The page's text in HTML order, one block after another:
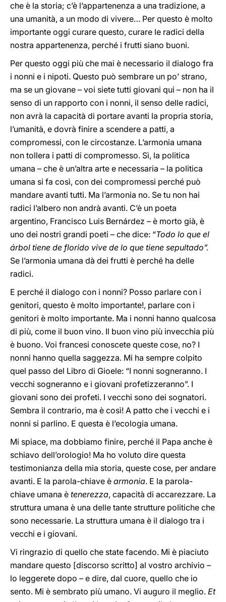
che è la storia; c’è l’appartenenza a una tradizione, a
una umanità, a un modo di vivere… Per questo è molto
importante oggi curare questo, curare le radici della
nostra appartenenza, perché i frutti siano buoni.
Per questo oggi più che mai è necessario il dialogo fra
i nonni e i nipoti. Questo può sembrare un po’ strano,
ma se un giovane – voi siete tutti giovani qui – non ha il
senso di un rapporto con i nonni, il senso delle radici,
non avrà la capacità di portare avanti la propria storia,
l’umanità, e dovrà finire a scendere a patti, a
compromessi, con le circostanze. L’armonia umana
non tollera i patti di compromesso. Sì, la politica
umana – che è un’altra arte e necessaria – la politica
umana si fa così, con dei compromessi perché può
mandare avanti tutti. Ma l’armonia no. Se tu non hai
radici l’albero non andrà avanti. C’è un poeta
argentino, Francisco Luis Bernárdez – è morto già, è
uno dei nostri grandi poeti – che dice: “Todo lo que el
árbol tiene de florido vive de lo que tiene sepultado”.
Se l’armonia umana dà dei frutti è perché ha delle
radici.
E perché il dialogo con i nonni? Posso parlare con i
genitori, questo è molto importante!, parlare con i
genitori è molto importante. Ma i nonni hanno qualcosa
di più, come il buon vino. Il buon vino più invecchia più
è buono. Voi francesi conoscete queste cose, no? I
nonni hanno quella saggezza. Mi ha sempre colpito
quel passo del Libro di Gioele: “I nonni sogneranno. I
vecchi sogneranno e i giovani profetizzeranno”. I
giovani sono dei profeti. I vecchi sono dei sognatori.
Sembra il contrario, ma è così! A patto che i vecchi e i
nonni si parlino. E questa è l’ecologia umana.
Mi spiace, ma dobbiamo finire, perché il Papa anche è
schiavo dell’orologio! Ma ho voluto dire questa
testimonianza della mia storia, queste cose, per andare
avanti. E la parola-chiave è armonia. E la parola-
chiave umana è tenerezza, capacità di accarezzare. La
struttura umana è una delle tante strutture politiche che
sono necessarie. La struttura umana è il dialogo tra i
vecchi e i giovani.
Vi ringrazio di quello che state facendo. Mi è piaciuto
mandare questo [discorso scritto] al vostro archivio –
lo leggerete dopo – e dire, dal cuore, quello che io
sento. Mi è sembrato più umano. Vi auguro il meglio. Et